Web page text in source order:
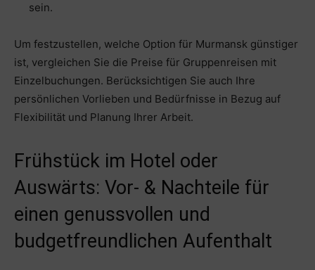
sein.
Um festzustellen, welche Option für Murmansk günstiger
ist, vergleichen Sie die Preise für Gruppenreisen mit
Einzelbuchungen. Berücksichtigen Sie auch Ihre
persönlichen Vorlieben und Bedürfnisse in Bezug auf
Flexibilität und Planung Ihrer Arbeit.
Frühstück im Hotel oder
Auswärts: Vor- & Nachteile für
einen genussvollen und
budgetfreundlichen Aufenthalt